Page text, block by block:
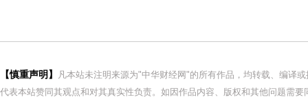
【慎重声明】
凡本站未注明来源为"中华财经网"的所有作品，均转载、编译
代表本站赞同其观点和对其真实性负责。如因作品内容、版权和其他问题需